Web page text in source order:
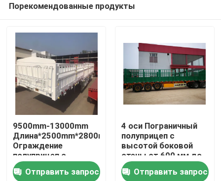
Порекомендованные продукты
9500mm-13000mm
Длина*2500mm*2800mm
Ограждение
полуприцеп с
механической
подвеской
Отправить запрос
4 оси Пограничный
полуприцеп с
высотой боковой
стены от 600 мм до
1700 мм
Отправить запрос